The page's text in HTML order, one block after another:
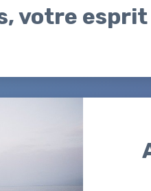
votre